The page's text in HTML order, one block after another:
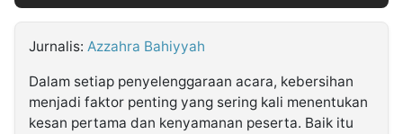
Jurnalis: Azzahra Bahiyyah
Dalam setiap penyelenggaraan acara, kebersihan
menjadi faktor penting yang sering kali menentukan
kesan pertama dan kenyamanan peserta. Baik itu